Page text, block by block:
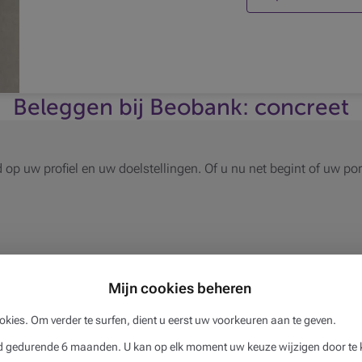
Beleggen bij Beobank: concreet
uw profiel en uw doelstellingen. Of u nu net begint of uw
zelfstandig online, of met begeleiding van een adviseur in
Mijn cookies beheren
Om verder te surfen, dient u eerst uw voorkeuren aan te geven.
6 maanden. U kan op elk moment uw keuze wijzigen door te